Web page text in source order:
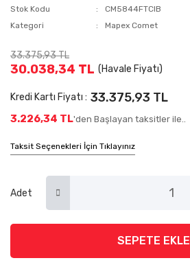
Stok Kodu
CM5844FTCIB
Kategori
Mapex Comet
33.375,93 TL
30.038,34 TL (Havale Fiyatı)
Kredi Kartı Fiyatı : 33.375,93 TL
3.226,34 TL'den Başlayan taksitler ile..
Taksit Seçenekleri İçin Tıklayınız
Adet
SEPETE EKLE